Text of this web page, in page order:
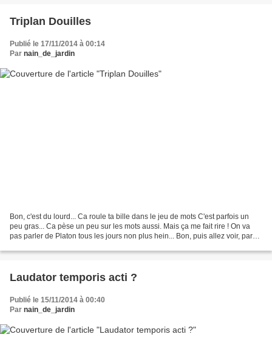
Triplan Douilles
Publié le 17/11/2014 à 00:14
Par nain_de_jardin
Bon, c'est du lourd... Ca roule ta bille dans le jeu de mots C'est parfois un
peu gras... Ca pèse un peu sur les mots aussi. Mais ça me fait rire ! On va
pas parler de Platon tous les jours non plus hein... Bon, puis allez voir, parce
Laudator temporis acti ?
Publié le 15/11/2014 à 00:40
Par nain_de_jardin